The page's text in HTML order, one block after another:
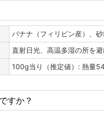
バナナ（フィリピン産）、
直射日光、高温多湿の所を
100g当り（推定値）: 熱量
すか？